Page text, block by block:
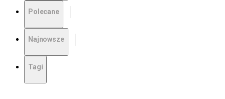
Polecane
Najnowsze
Tagi